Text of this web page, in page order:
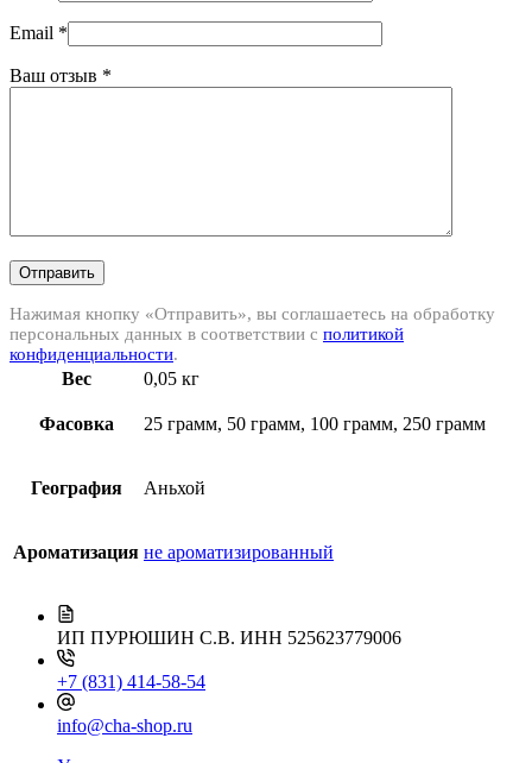
Email *
Ваш отзыв *
Отправить
Нажимая кнопку «Отправить», вы соглашаетесь на обработку
персональных данных в соответствии с политикой
конфиденциальности.
Вес 0,05 кг
Фасовка 25 грамм, 50 грамм, 100 грамм, 250 грамм
География Аньхой
Ароматизация не ароматизированный
ИП ПУРЮШИН С.В. ИНН 525623779006
+7 (831) 414-58-54
info@cha-shop.ru